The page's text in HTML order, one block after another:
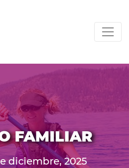
FAMILIAR
diciembre, 2025